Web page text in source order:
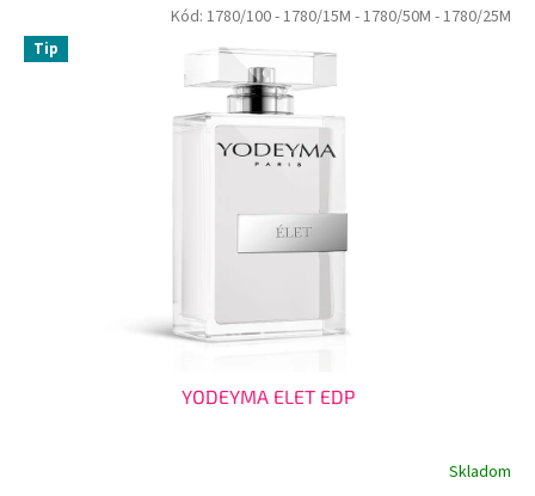
Tip
YODEYMA ELET EDP
Skladom
Kód: 1780/100- 1780/15M - 1780/50M - 1780/25M